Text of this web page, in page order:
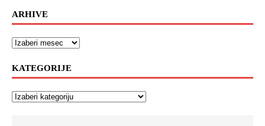
ARHIVE
KATEGORIJE